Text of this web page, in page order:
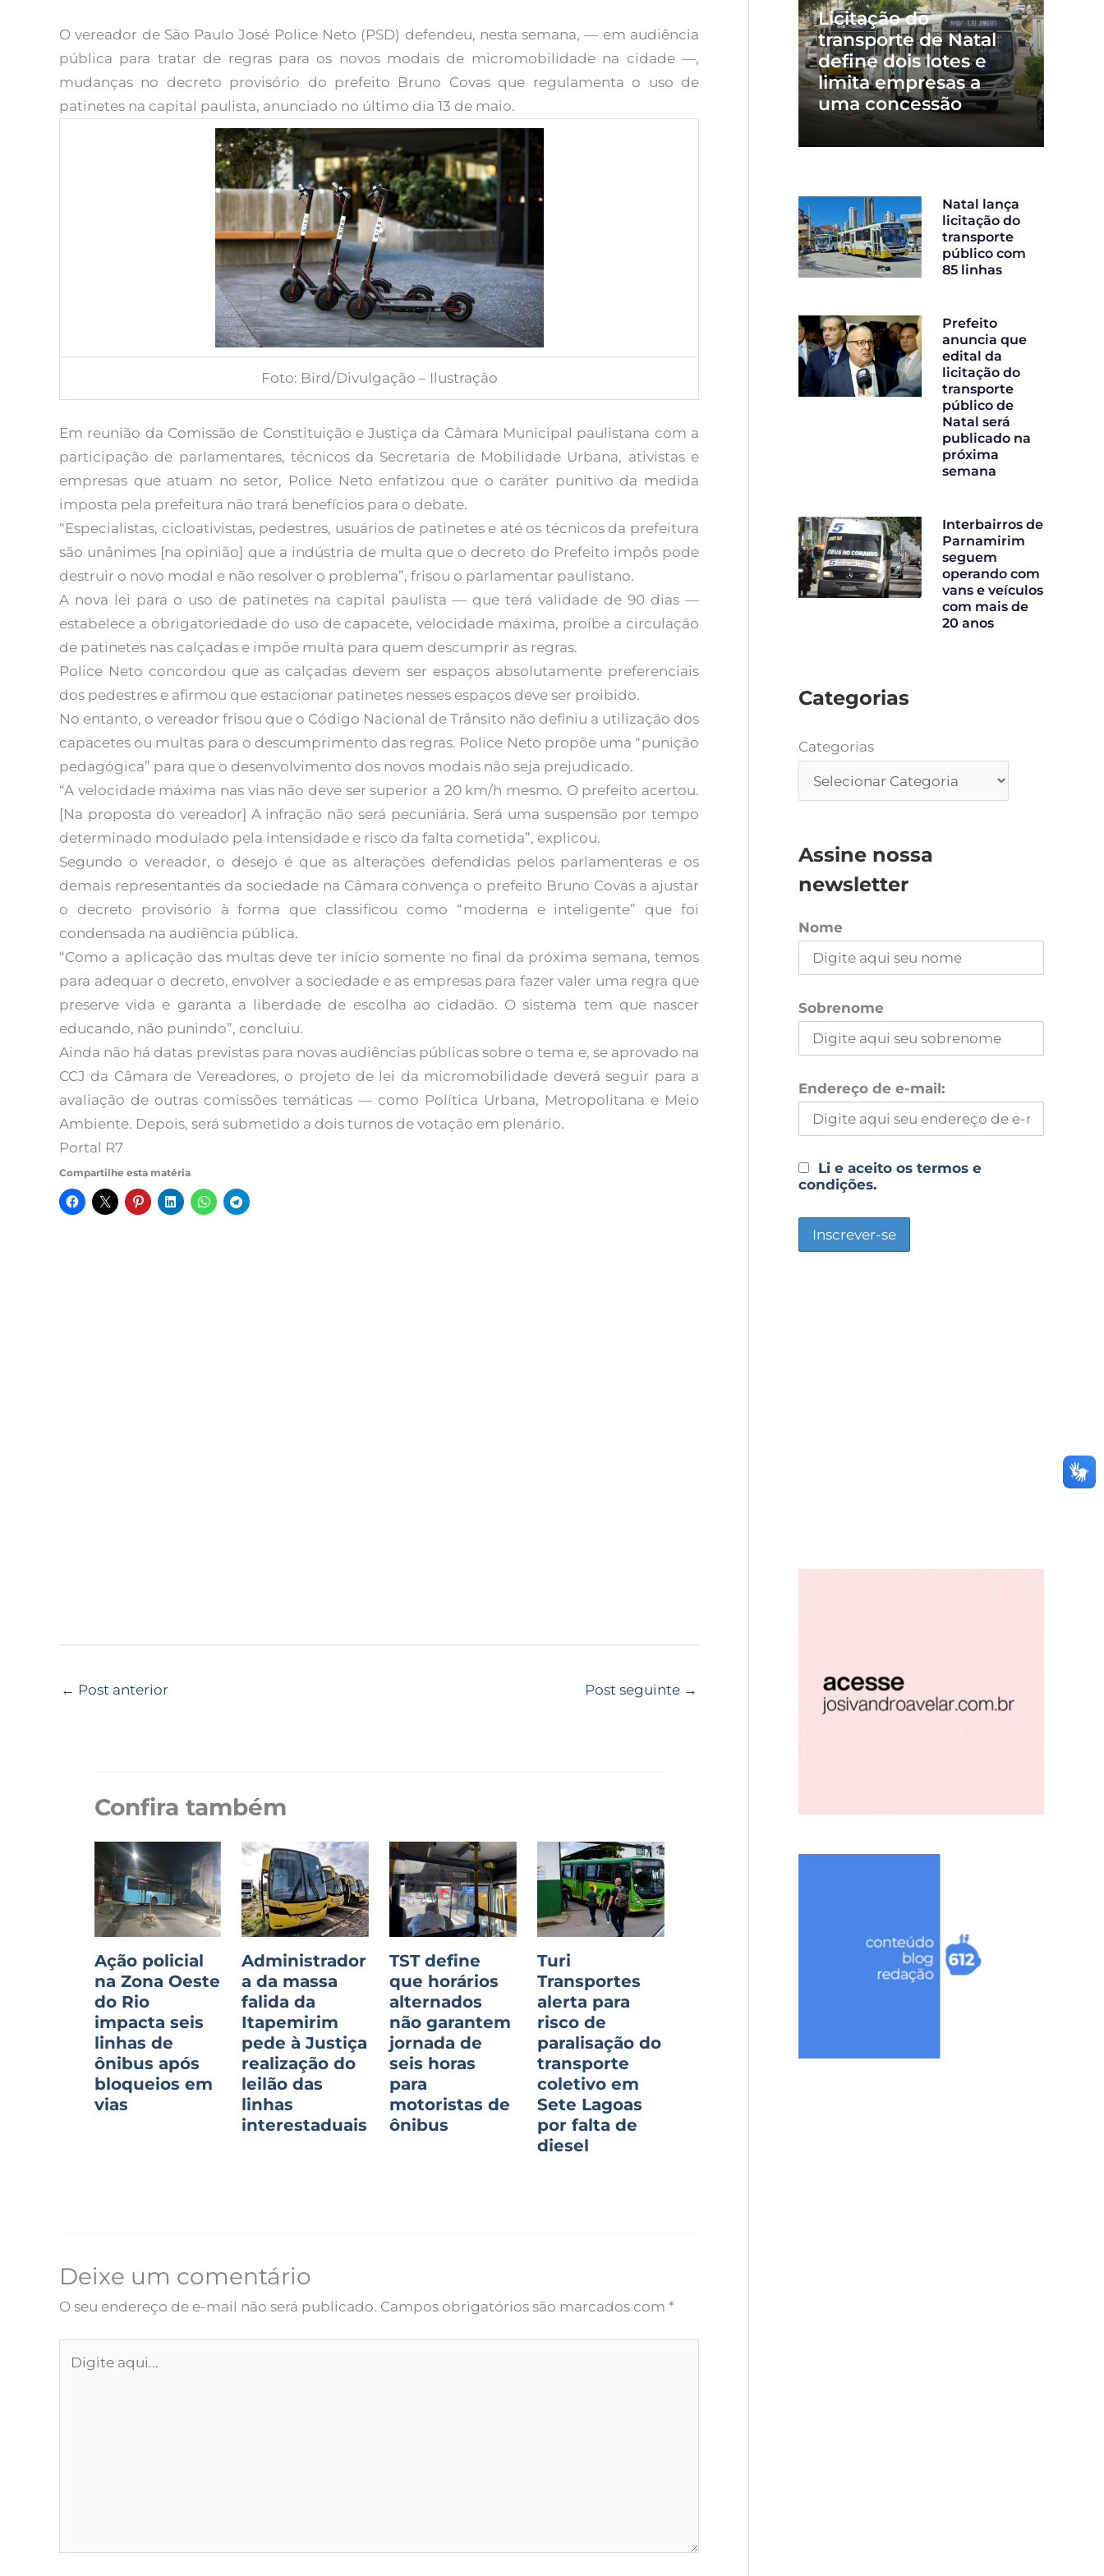
O vereador de São Paulo José Police Neto (PSD) defendeu, nesta semana, — em audiência
pública para tratar de regras para os novos modais de micromobilidade na cidade —,
mudanças no decreto provisório do prefeito Bruno Covas que regulamenta o uso de
patinetes na capital paulista, anunciado no último dia 13 de maio.
Foto: Bird/Divulgação – Ilustração
Em reunião da Comissão de Constituição e Justiça da Câmara Municipal paulistana com a
participação de parlamentares, técnicos da Secretaria de Mobilidade Urbana, ativistas e
empresas que atuam no setor, Police Neto enfatizou que o caráter punitivo da medida
imposta pela prefeitura não trará benefícios para o debate.
“Especialistas, cicloativistas, pedestres, usuários de patinetes e até os técnicos da prefeitura
são unânimes [na opinião] que a indústria de multa que o decreto do Prefeito impôs pode
destruir o novo modal e não resolver o problema”, frisou o parlamentar paulistano.
A nova lei para o uso de patinetes na capital paulista — que terá validade de 90 dias —
estabelece a obrigatoriedade do uso de capacete, velocidade máxima, proíbe a circulação
de patinetes nas calçadas e impõe multa para quem descumprir as regras.
Police Neto concordou que as calçadas devem ser espaços absolutamente preferenciais
dos pedestres e afirmou que estacionar patinetes nesses espaços deve ser proibido.
No entanto, o vereador frisou que o Código Nacional de Trânsito não definiu a utilização dos
capacetes ou multas para o descumprimento das regras. Police Neto propõe uma “punição
pedagógica” para que o desenvolvimento dos novos modais não seja prejudicado.
“A velocidade máxima nas vias não deve ser superior a 20 km/h mesmo. O prefeito acertou.
[Na proposta do vereador] A infração não será pecuniária. Será uma suspensão por tempo
determinado modulado pela intensidade e risco da falta cometida”, explicou.
Segundo o vereador, o desejo é que as alterações defendidas pelos parlamenteras e os
demais representantes da sociedade na Câmara convença o prefeito Bruno Covas a ajustar
o decreto provisório à forma que classificou como “moderna e inteligente” que foi
condensada na audiência pública.
“Como a aplicação das multas deve ter início somente no final da próxima semana, temos
para adequar o decreto, envolver a sociedade e as empresas para fazer valer uma regra que
preserve vida e garanta a liberdade de escolha ao cidadão. O sistema tem que nascer
educando, não punindo”, concluiu.
Ainda não há datas previstas para novas audiências públicas sobre o tema e, se aprovado na
CCJ da Câmara de Vereadores, o projeto de lei da micromobilidade deverá seguir para a
avaliação de outras comissões temáticas — como Política Urbana, Metropolitana e Meio
Ambiente. Depois, será submetido a dois turnos de votação em plenário.
Portal R7
Compartilhe esta matéria
← Post anterior Post seguinte →
Confira também
Ação policial
na Zona Oeste
do Rio
impacta seis
linhas de
ônibus após
bloqueios em
vias
Administrador
a da massa
falida da
Itapemirim
pede à Justiça
realização do
leilão das
linhas
interestaduais
TST define
que horários
alternados
não garantem
jornada de
seis horas
para
motoristas de
ônibus
Turi
Transportes
alerta para
risco de
paralisação do
transporte
coletivo em
Sete Lagoas
por falta de
diesel
Deixe um comentário
O seu endereço de e-mail não será publicado. Campos obrigatórios são marcados com *
aqui...
Licitação do
transporte de Natal
define dois lotes e
limita empresas a
uma concessão
Natal lança
licitação do
transporte
público com
85 linhas
Prefeito
anuncia que
edital da
licitação do
transporte
público de
Natal será
publicado na
próxima
semana
Interbairros de
Parnamirim
seguem
operando com
vans e veículos
com mais de
20 anos
Categorias
Categorias
Assine nossa
newsletter
Nome
Sobrenome
Endereço de e-mail:
Li e aceito os termos e
condições.